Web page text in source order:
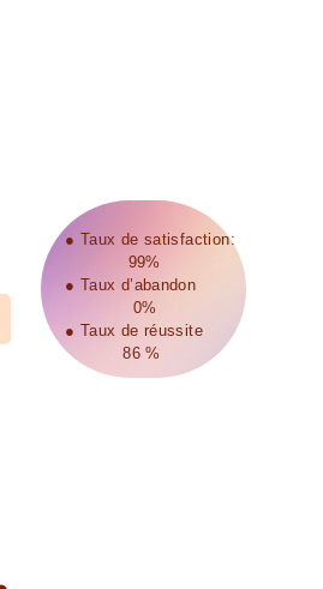
● Taux de satisfaction:
99%
● Taux d’abandon
0%
● Taux de réussite
86 %